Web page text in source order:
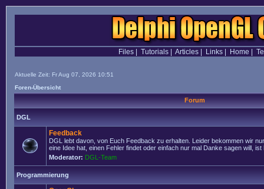
Files| Tutorials| Articles| Links| Home
Aktuelle Zeit: Fr Aug 07, 2026 10:51
Foren-Übersicht
Forum
DGL
Feedback
DGL lebt davon, von Euch Feedback zu erhalten. Leider bekommen wir
eine Idee hat, einen Fehler findet oder einfach nur mal Danke sagen will, ist
Moderator: DGL-Team
Programmierung